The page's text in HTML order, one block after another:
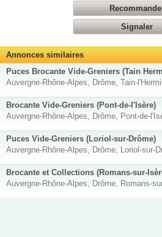
Signaler
Annonces similaires
Puces Brocante Vide-Greniers (Tain
Auvergne-Rhône-Alpes, Drôme, Tain-
Brocante Vide-Greniers (Pont-de-l'Isère)
Auvergne-Rhône-Alpes, Drôme, Pont-de-
Puces Vide-Greniers (Loriol-sur-Drôme)
Auvergne-Rhône-Alpes, Drôme, Loriol-sur-
Brocante et Collections (Romans-sur-
Auvergne-Rhône-Alpes, Drôme, Romans-